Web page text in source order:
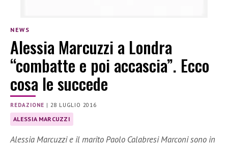
NEWS
Alessia Marcuzzi a Londra
“combatte e poi accascia”. Ecco
cosa le succede
REDAZIONE | 28 LUGLIO 2016
ALESSIA MARCUZZI
Alessia Marcuzzi e il marito Paolo Calabresi Marconi sono in